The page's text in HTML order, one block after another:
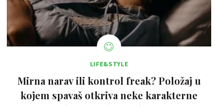
LIFE&STYLE
Mirna narav ili kontrol freak? Položaj u
kojem spavaš otkriva neke karakterne